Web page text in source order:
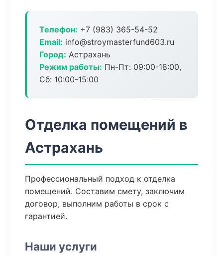
Телефон: +7 (983) 365-54-52
Email: info@stroymasterfund603.ru
Город: Астрахань
Режим работы: Пн-Пт: 09:00-18:00,
Сб: 10:00-15:00
Отделка помещений в
Астрахань
Профессиональный подход к отделка
помещений. Составим смету, заключим
договор, выполним работы в срок с
гарантией.
Наши услуги